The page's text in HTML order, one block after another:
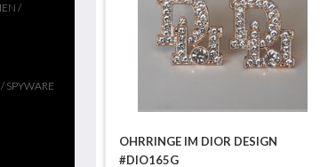
/
SPYWARE
OHRRINGE IM DIOR DESIGN
#DIO165G